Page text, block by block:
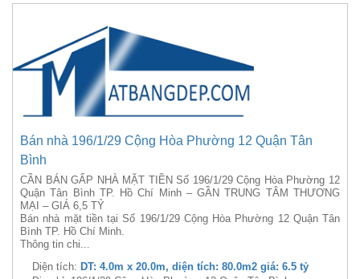
Bán nhà 196/1/29 Cộng Hòa Phường 12 Quận Tân
Bình
CẦN BÁN GẤP NHÀ MẶT TIỀN Số 196/1/29 Cộng Hòa Phường 12
Quận Tân Bình TP. Hồ Chí Minh – GẦN TRUNG TÂM THƯƠNG
MẠI – GIÁ 6,5 TỶ
Bán nhà mặt tiền tại Số 196/1/29 Cộng Hòa Phường 12 Quận Tân
Bình TP. Hồ Chí Minh.
Thông tin chi...
Diện tích: DT: 4.0m x 20.0m, diện tích: 80.0m2 giá: 6.5 tỷ